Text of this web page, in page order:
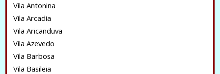
Vila Antonina
Vila Arcadia
Vila Aricanduva
Vila Azevedo
Vila Barbosa
Vila Basileia